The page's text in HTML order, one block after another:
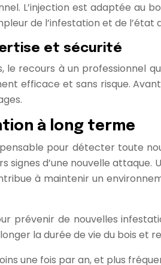
L’injection est adaptée
de l’infestation et de l’état
et sécurité
le recours à un
efficace et sans risque.
à long terme
pour détecter toute
d’une nouvelle
à maintenir un
prévenir de nouvelles
la durée de vie du bois et
une fois par an, et plus